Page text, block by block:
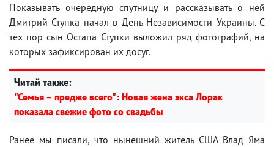
Показывать очередную спутницу и рассказывать о ней
Дмитрий Ступка начал в День Независимости Украины. С
тех пор сын Остапа Ступки выложил ряд фотографий, на
которых зафиксирован их досуг.
Читай также:
"Семья – предже всего": Новая жена экса Лорак
показала свежие фото со свадьбы
Ранее мы писали, что нынешний житель США Влад Яма